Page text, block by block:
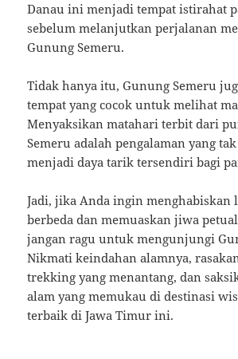
Danau ini menjadi tempat istirahat
sebelum melanjutkan perjalanan
Gunung Semeru.
Tidak hanya itu, Gunung Semeru
tempat yang cocok untuk melihat
Menyaksikan matahari terbit dari
Semeru adalah pengalaman yang
menjadi daya tarik tersendiri bagi
Jadi, jika Anda ingin menghabiskan
berbeda dan memuaskan jiwa
jangan ragu untuk mengunjungi
Nikmati keindahan alamnya,
trekking yang menantang, dan
alam yang memukau di destinasi
terbaik di Jawa Timur ini.